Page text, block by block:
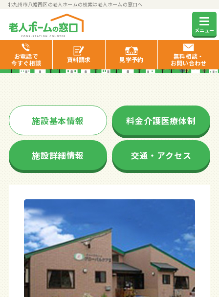
北九州市八幡西区の老人ホームの検索は老人ホームの窓口へ
メニュー
お電話で
今すぐ相談
資料請求 見学予約
無料相談・
お問い合わせ
グループホーム グローバルケ
アⅡ
施設基本情報 料金介護医療体制
施設詳細情報 交通・アクセス